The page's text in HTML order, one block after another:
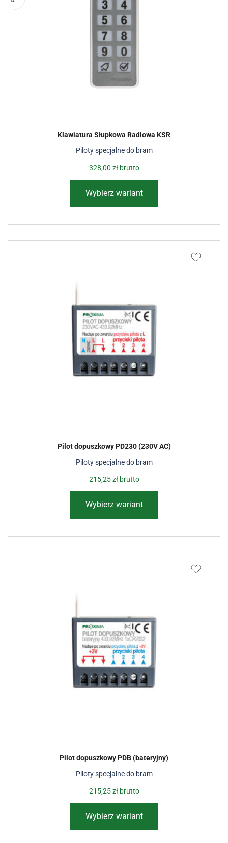
Piloty specjalne do bram
Klawiatura Słupkowa Radiowa KSR
328,00 złbrutto
Wybierz wariant
Piloty specjalne do bram
Pilot dopuszkowy PD230 (230V AC)
215,25złbrutto
Wybierz wariant
Piloty specjalne do bram
Pilot dopuszkowy PDB (bateryjny)
215,25złbrutto
Wybierz wariant